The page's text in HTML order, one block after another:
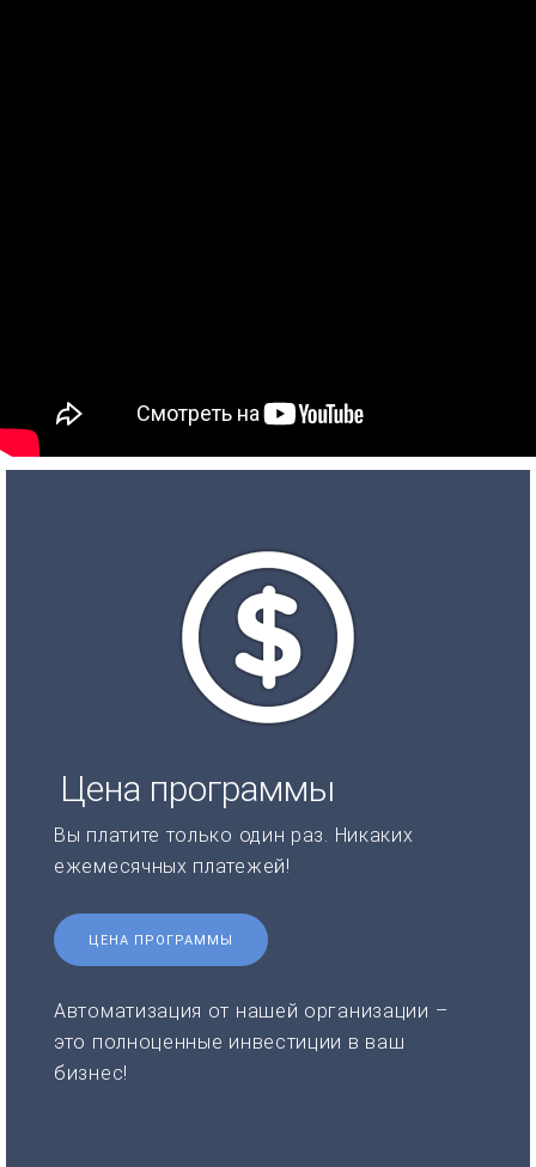
Цена программы
Вы платите только один раз. Никаких
ежемесячных платежей!
ЦЕНА ПРОГРАММЫ
Автоматизация от нашей организации –
это полноценные инвестиции в ваш
бизнес!